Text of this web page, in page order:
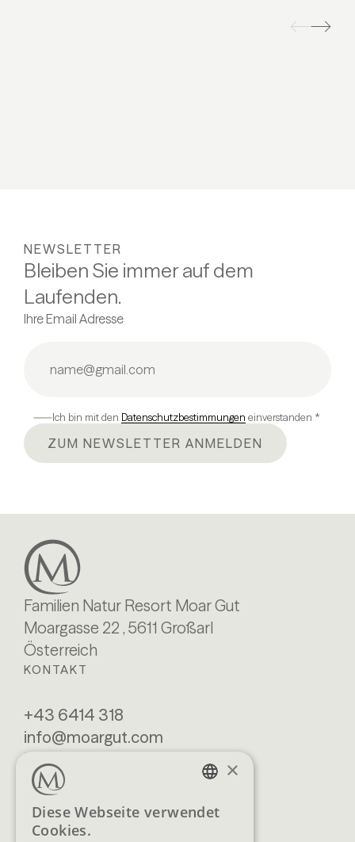
NEWSLETTER
Bleiben Sie immer auf dem
Laufenden.
Ihre Email Adresse
Ich bin mit den Datenschutzbestimmungen einverstanden *
ZUM NEWSLETTER ANMELDEN
Familien Natur Resort Moar Gut
Moargasse 22 , 5611 Großarl
Österreich
KONTAKT
+43 6414 318
info@moargut.com
SERVICES
Lage & Anreise
Blog
Buchen
Anfragen
×
Diese Webseite verwendet
Cookies.